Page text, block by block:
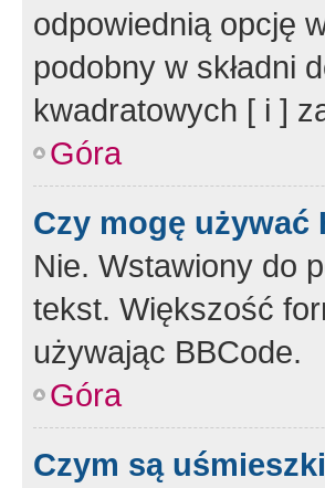
odpowiednią opcję
podobny w składni
kwadratowych [ i ]
Góra
Czy mogę używać
Nie. Wstawiony do
tekst. Większość
używając BBCode.
Góra
Czym są